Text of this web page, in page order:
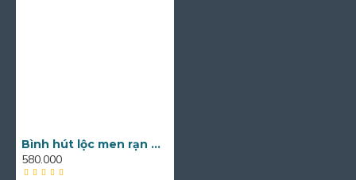
Bình hút lộc men rạn họa tiết cá chép sen phú quý BL17A
580.000